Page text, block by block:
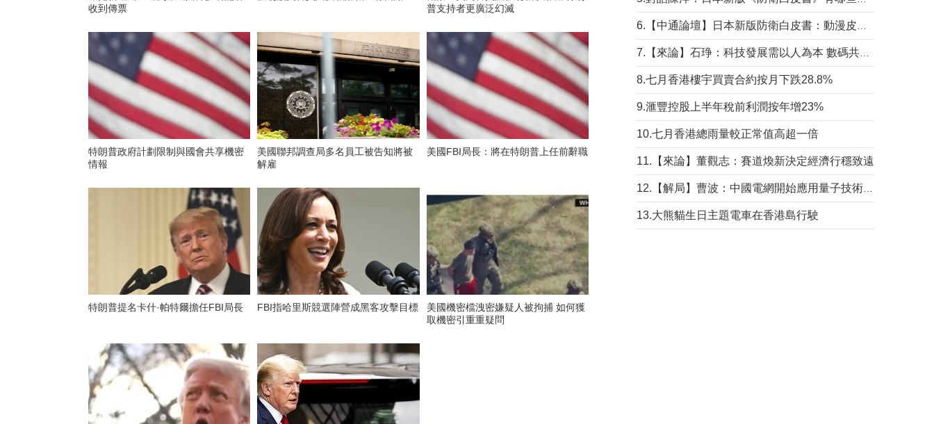
收到傳票
普支持者更廣泛幻滅
特朗普政府計劃限制與國會共享機密
情報
美國聯邦調查局多名員工被告知將被
解雇
美國FBI局長：將在特朗普上任前辭職
特朗普提名卡什·帕特爾擔任FBI局長 FBI指哈里斯競選陣營成黑客攻擊目標
美國機密檔洩密嫌疑人被拘捕 如何獲
取機密引重重疑問
8.七月香港樓宇買賣合約按月下跌28.8%
9.滙豐控股上半年稅前利潤按年增23%
10.七月香港總雨量較正常值高超一倍
11.【來論】董觀志：賽道煥新決定經濟行穩致遠
13.大熊貓生日主題電車在香港島行駛